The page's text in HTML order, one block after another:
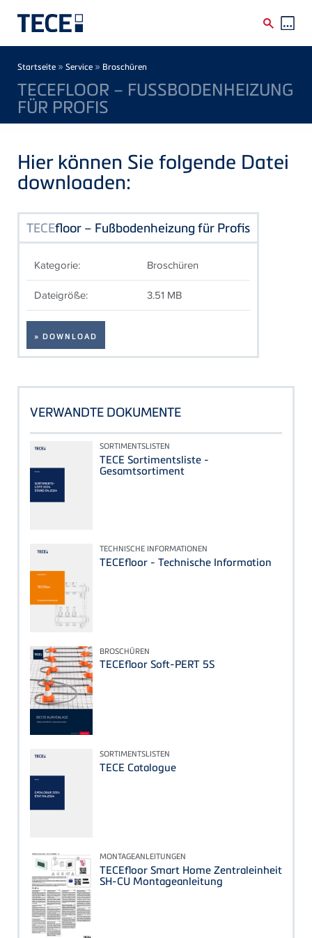
Breadcrumb
Startseite » Service » Broschüren
TECEFLOOR – FUSSBODENHEIZUNG F
ÜR PROFIS
Hier können Sie folgende Datei
downloaden:
TECEfloor – Fußbodenheizung für Profis
Kategorie: Broschüren
Dateigröße: 3.51 MB
» DOWNLOAD
VERWANDTE DOKUMENTE
SORTIMENTSLISTEN
TECE Sortimentsliste -
Gesamtsortiment
TECHNISCHE INFORMATIONEN
TECEfloor - Technische Information
BROSCHÜREN
TECEfloor Soft-PERT 5S
SORTIMENTSLISTEN
TECE Catalogue
MONTAGEANLEITUNGEN
TECEfloor Smart Home Zentraleinheit
SH-CU Montageanleitung